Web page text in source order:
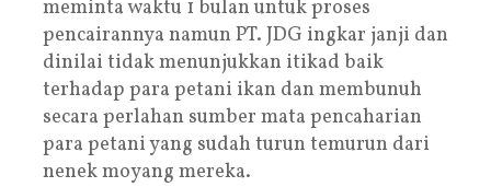
meminta waktu 1 bulan untuk proses
pencairannya namun PT. JDG ingkar janji dan
dinilai tidak menunjukkan itikad baik
terhadap para petani ikan dan membunuh
secara perlahan sumber mata pencaharian
para petani yang sudah turun temurun dari
nenek moyang mereka.